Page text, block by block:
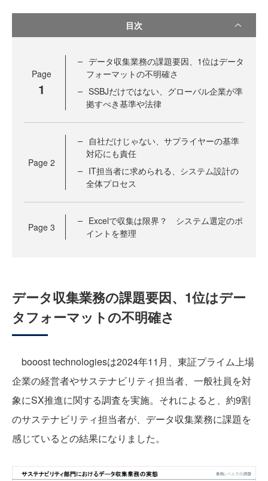
目次
Page
1
データ収集業務の課題要因、1位はデータ
フォーマットの不明確さ
SSBJだけではない、グローバル企業が準
拠すべき基準や法律
Page 2
自社だけじゃない、サプライヤーの基準
対応にも責任
IT担当者に求められる、システム設計の
全体プロセス
Page 3
Excelで収集は限界？ システム選定のポ
イントを整理
データ収集業務の課題要因、1位はデー
タフォーマットの不明確さ
booost technologiesは2024年11月、東証プライム上場
企業の経営者やサステナビリティ担当者、一般社員を対
象にSX推進に関する調査を実施。それによると、約9割
のサステナビリティ担当者が、データ収集業務に課題を
感じているとの結果になりました。